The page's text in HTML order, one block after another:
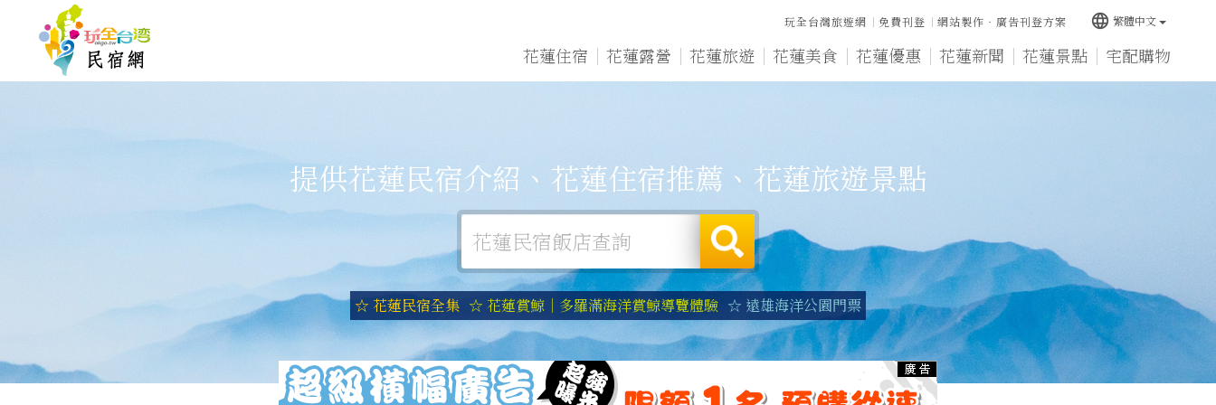
花蓮住宿 花蓮露營 花蓮旅遊 花蓮美食 花蓮優惠 花蓮新聞 花蓮景點 宅配購物
玩全台灣旅遊網 免費刊登 網站製作‧廣告刊登方案 language 繁體中文
提供花蓮民宿介紹、花蓮住宿推薦、花蓮旅遊景點
☆ 花蓮民宿全集 ☆ 花蓮賞鯨｜多羅滿海洋賞鯨導覽體驗 ☆ 遠雄海洋公園門票